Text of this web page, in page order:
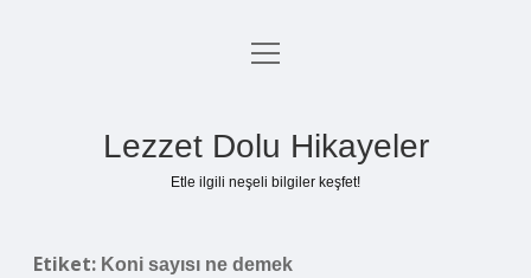
Anasayfa
menüyü
Lezzet Dolu Hikayeler
Etle ilgili neşeli bilgiler keşfet!
Etiket: Koni sayısı ne demek